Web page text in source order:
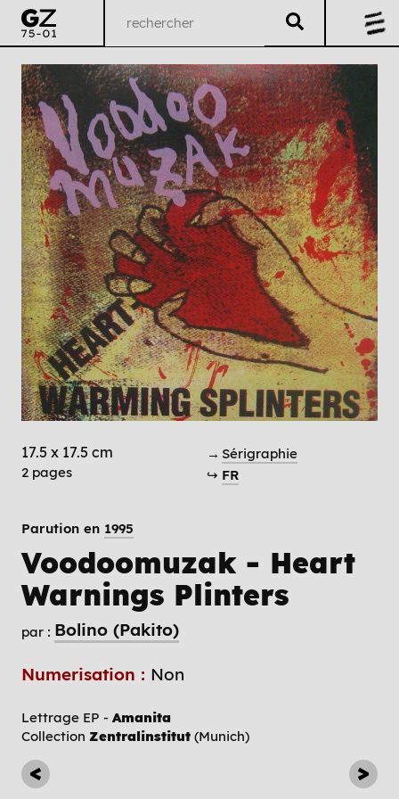
17.5 x 17.5 cm
2 pages
→ Sérigraphie
↪ FR
Parution en 1995
Voodoomuzak - Heart
Warnings Plinters
par : Bolino (Pakito)
Numerisation : Non
Lettrage EP - Amanita
Collection Zentralinstitut (Munich)